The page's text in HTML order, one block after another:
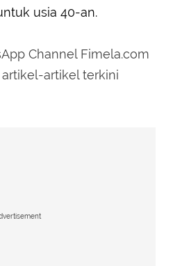
usia 40-an.
Channel Fimela.com
artikel terkini